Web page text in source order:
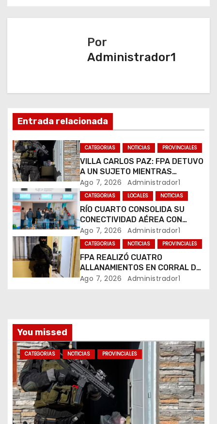
ó
n
d
e
e
n
t
r
a
d
Por
Administrador1
Entrada relacionada
CATEGORIAS NOTICIAS PROVINCIALES
VILLA CARLOS PAZ: FPA DETUVO
A UN SUJETO MIENTRAS
COMERCIALIZABA COCAÍNA Y
MARIHUANA EN UNA PLAZA
Ago 7, 2026 Administrador1
CATEGORIAS LOCALES NOTICIAS
RÍO CUARTO CONSOLIDA SU
CONECTIVIDAD AÉREA CON
CUATRO VUELOS SEMANALES A
BUENOS AIRES
Ago 7, 2026 Administrador1
CATEGORIAS NOTICIAS PROVINCIALES
FPA REALIZÓ CUATRO
ALLANAMIENTOS EN CORRAL DE
BUSTOS-IFFLINGER
Ago 7, 2026 Administrador1
You missed
CATEGORIAS NOTICIAS PROVINCIALES